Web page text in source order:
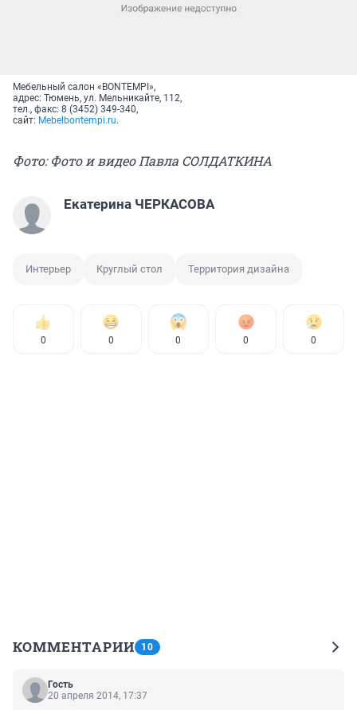
Мебельный салон «BONTEMPI»,
адрес: Тюмень, ул. Мельникайте, 112,
тел., факс: 8 (3452) 349-340,
сайт: Mebelbontempi.ru.
Фото: Фото и видео Павла СОЛДАТКИНА
Екатерина ЧЕРКАСОВА
Интерьер Круглый стол Территория дизайна
0 0 0 0 0
КОММЕНТАРИИ 10
Гость
20 апреля 2014, 17:37